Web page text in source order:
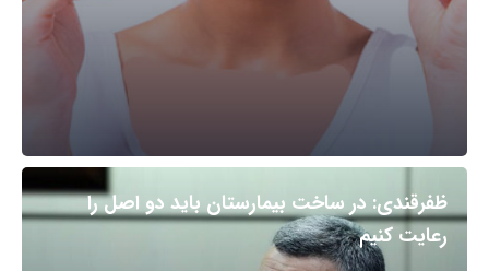
ظفرقندی: در ساخت بیمارستان باید دو اصل را
رعایت کنیم